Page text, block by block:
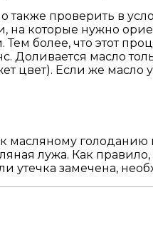
также проверить в
на которые нужно
более, что этот
Доливается масло
цвет). Если же
масляному голоданию
лужа. Как
утечка замечена,